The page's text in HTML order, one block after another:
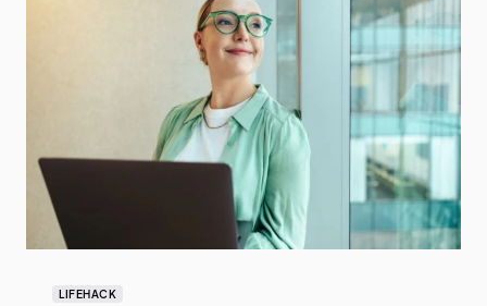
LIFEHACK